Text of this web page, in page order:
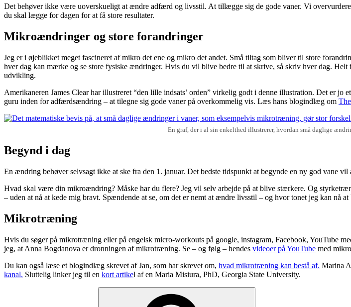
Det behøver ikke være uoverskueligt at ændre adfærd og livsstil. At tillægge sig de gode vaner. Vi
du skal lægge for dagen for at få store resultater.
Mikroændringer og store forandringer
Jeg er i øjeblikket meget fascineret af mikro det ene og mikro det andet. Små tiltag som bliver til store
hver dag kan mærke og se store fysiske ændringer. Hvis du vil blive bedre til at skrive, så skriv hver dag.
udvikling.
Amerikaneren James Clear har illustreret “den lille indsats’ orden” virkelig godt i denne illustration. Det er jo
guru inden for adfærdsændring – at tilegne sig gode vaner på overkommelig vis. Læs hans blogindlæg om
En graf, der i al sin enkelthed illustrerer, hvordan små daglige
Begynd i dag
En ændring behøver selvsagt ikke at ske fra den 1. januar. Det bedste tidspunkt at begynde en ny god vane
Hvad skal være din mikroændring? Måske har du flere? Jeg vil selv arbejde på at blive stærkere. Og
– uden at nå at kede mig bravt. Spændende at se, om det er nemt at ændre livsstil – og hvor tonet jeg kan nå at
Mikrotræning
Hvis du søger på mikrotræning eller på engelsk micro-workouts på google, instagram, Facebook, YouTube
jeg, at Anna Bogdanova er dronningen af mikrotræning. Se – og følg – hendes videoer på YouTube med
Du kan også læse et blogindlæg skrevet af Jan, som har skrevet om, hvad mikrotræning kan bestå af. Marina
kanal. Sluttelig linker jeg til en kort artikel af en Maria Misiura, PhD, Georgia State University.